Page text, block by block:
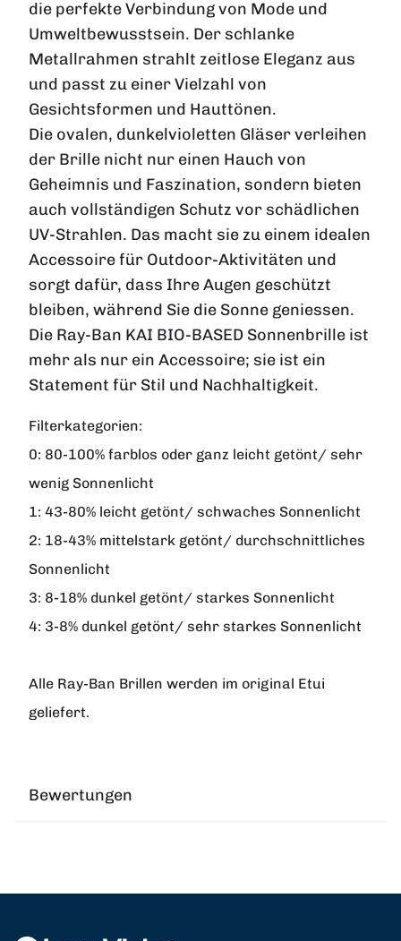
die perfekte Verbindung von Mode und
Umweltbewusstsein. Der schlanke
Metallrahmen strahlt zeitlose Eleganz aus
und passt zu einer Vielzahl von
Gesichtsformen und Hauttönen.
Die ovalen, dunkelvioletten Gläser verleihen
der Brille nicht nur einen Hauch von
Geheimnis und Faszination, sondern bieten
auch vollständigen Schutz vor schädlichen
UV-Strahlen. Das macht sie zu einem idealen
Accessoire für Outdoor-Aktivitäten und
sorgt dafür, dass Ihre Augen geschützt
bleiben, während Sie die Sonne geniessen.
Die Ray-Ban KAI BIO-BASED Sonnenbrille ist
mehr als nur ein Accessoire; sie ist ein
Statement für Stil und Nachhaltigkeit.
Filterkategorien:
0: 80-100% farblos oder ganz leicht getönt/ sehr
wenig Sonnenlicht
1: 43-80% leicht getönt/ schwaches Sonnenlicht
2: 18-43% mittelstark getönt/ durchschnittliches
Sonnenlicht
3: 8-18% dunkel getönt/ starkes Sonnenlicht
4: 3-8% dunkel getönt/ sehr starkes Sonnenlicht
Alle Ray-Ban Brillen werden im original Etui
geliefert.
Bewertungen